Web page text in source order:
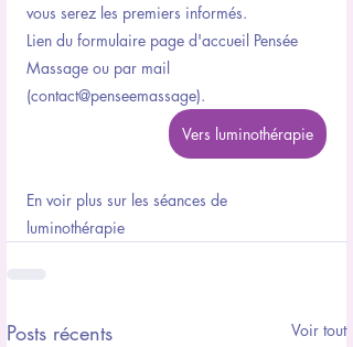
vous serez les premiers informés.
Lien du formulaire page d'accueil Pensée
Massage ou par mail
(contact@penseemassage).
Vers luminothérapie
En voir plus sur les séances de
luminothérapie
Posts récents Voir tout